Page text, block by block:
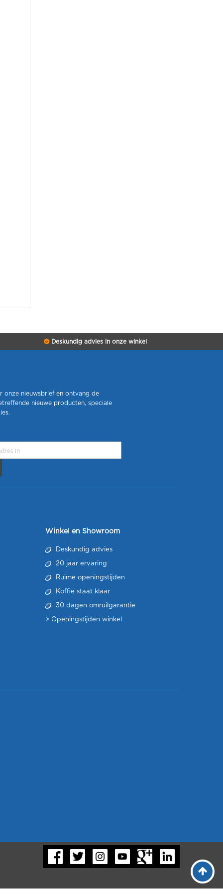
Deskundig advies in onze winkel
onze nieuwsbrief en ontvang de
nieuwe producten, speciale
Winkel en Showroom
Deskundig advies
20 jaar ervaring
Ruime openingstijden
Koffie staat klaar
30 dagen omruilgarantie
> Openingstijden winkel